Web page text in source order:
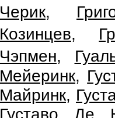
Черик,
Козинцев,
Чэпмен,
Мейеринк,
Майринк,
Густаво Де